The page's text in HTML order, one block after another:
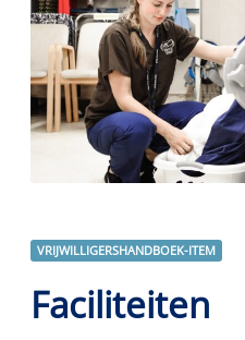
VRIJWILLIGERSHANDBOEK-ITEM
Faciliteiten